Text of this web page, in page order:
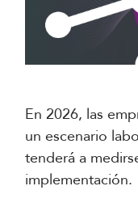
En 2026, las
un escenario
tenderá a
implementación.